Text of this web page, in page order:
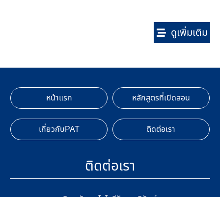
ดูเพิ่มเติม
หน้าแรก หลักสูตรที่เปิดสอน
เกี่ยวกับPAT ติดต่อเรา
ติดต่อเรา